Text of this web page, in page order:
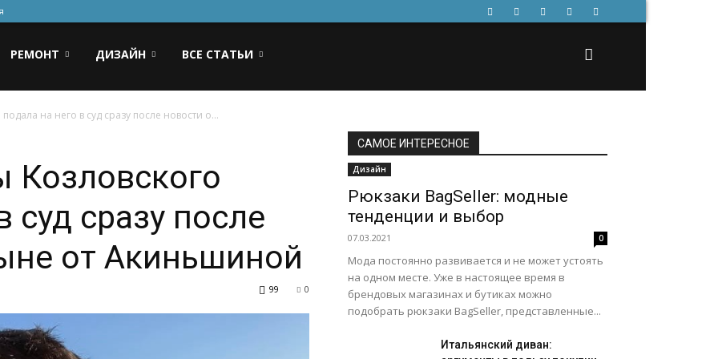
РЕМОНТ ДИЗАЙН ВСЕ СТАТЬИ
на него в суд сразу после новости о...
суд сразу после
от Акиньшиной
0
99
САМОЕ ИНТЕРЕСНОЕ
Дизайн
Рюкзаки BagSeller: модные
тенденции и выбор
07.03.2021 0
Мода постоянно развивается и не может устоять
на одном месте. Уже в настоящее время в
брендовых магазинах и бутиках можно
подобрать рюкзаки BagSeller, представленные...
Итальянский диван: